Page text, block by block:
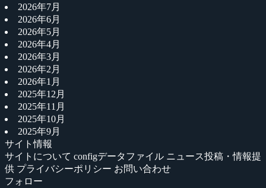
2026年7月
2026年6月
2026年5月
2026年4月
2026年3月
2026年2月
2026年1月
2025年12月
2025年11月
2025年10月
2025年9月
サイト情報
サイトについて configデータファイル ニュース投稿・情報提
供 プライバシーポリシー お問い合わせ
フォロー